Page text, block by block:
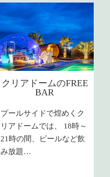
クリアドームのFREE
BAR
プールサイドで煌めくク
リアドームでは、 18時～
21時の間、ビールなど飲
み放題…